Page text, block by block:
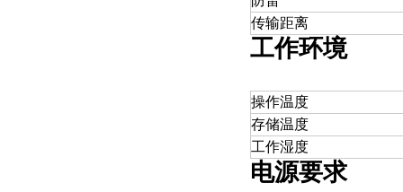
传输距离
工作环境
操作温度
存储温度
工作湿度
电源要求